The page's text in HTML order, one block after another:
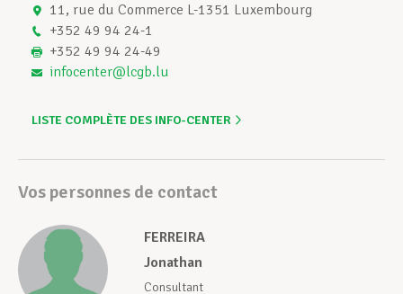
11, rue du Commerce L-1351 Luxembourg
+352 49 94 24-1
+352 49 94 24-49
infocenter@lcgb.lu
LISTE COMPLÈTE DES INFO-CENTER
Vos personnes de contact
FERREIRA
Jonathan
Consultant